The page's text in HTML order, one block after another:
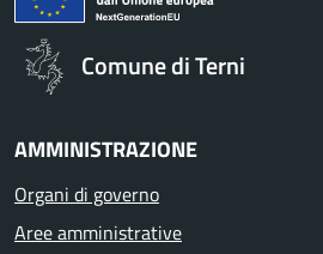
Comune di Terni
AMMINISTRAZIONE
Organi di governo
Aree amministrative